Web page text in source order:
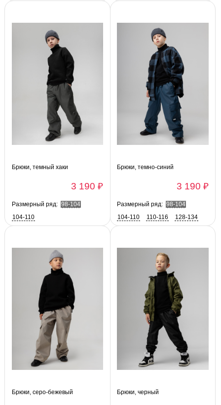
Брюки, темный хаки
3 190 ₽
Размерный ряд: 98-104
104-110
Брюки, темно-синий
3 190 ₽
Размерный ряд: 98-104
104-110
110-116 128-134
Брюки, серо-бежевый Брюки, черный